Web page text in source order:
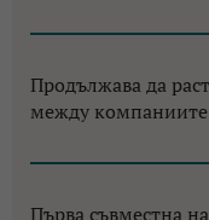
Продължава да
между компаниите
Първа съвместна